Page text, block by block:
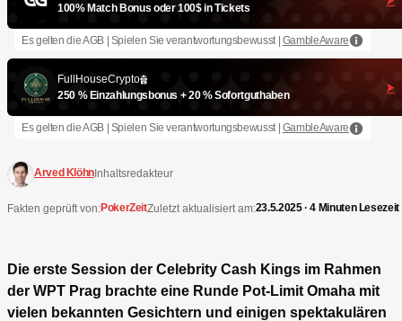
100% Match Bonus oder 100$ in Tickets
Es gelten die AGB | Spielen Sie verantwortungsbewusst | GambleAware
FullHouseCrypto
250 % Einzahlungsbonus + 20 % Sofortguthaben
Es gelten die AGB | Spielen Sie verantwortungsbewusst | GambleAware
Arved Klöhn Inhaltsredakteur
Fakten geprüft von:PokerZeitZuletzt aktualisiert am:23.5.2025 · 4 Minuten Lesezeit
Die erste Session der Celebrity Cash Kings im Rahmen
der WPT Prag brachte eine Runde Pot-Limit Omaha mit
vielen bekannten Gesichtern und einigen spektakulären